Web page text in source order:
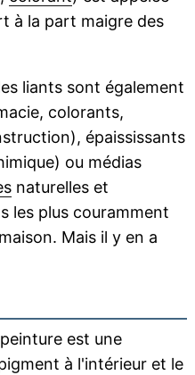
à la part maigre des
liants sont également
colorants,
épaississants
ou médias
naturelles et
les plus couramment
Mais il y en a
est une
à l'intérieur et le